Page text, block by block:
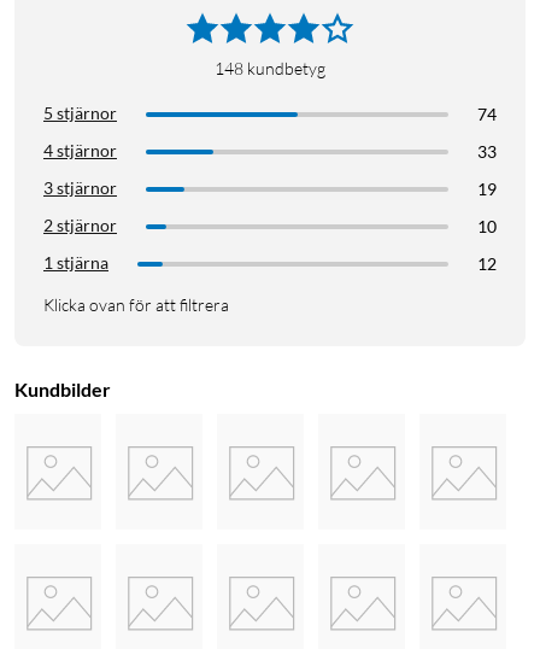
148 kundbetyg
5 stjärnor
74
4 stjärnor
33
3 stjärnor
19
2 stjärnor
10
1 stjärna
12
Klicka ovan för att filtrera
Kundbilder